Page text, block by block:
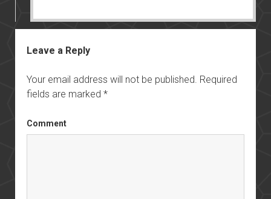
Leave a Reply
Your email address will not be published. Required
fields are marked *
Comment